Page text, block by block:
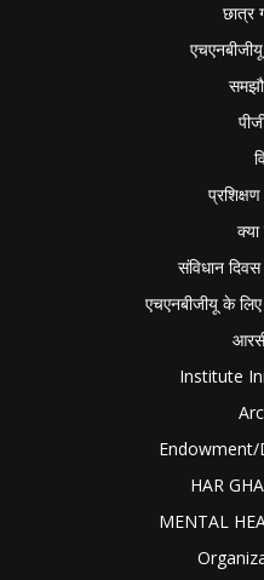
छात्र
संविधान दिवस
एचएनबीजीयू के
Institute
HAR
MENTAL